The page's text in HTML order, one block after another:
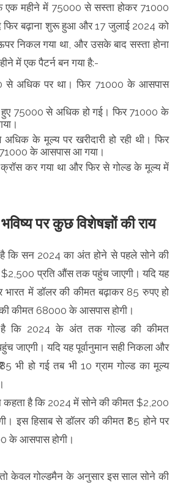
एक महीने में 75000 से सस्ता होकर 71000
फिर बढ़ाना शुरू हुआ और 17 जुलाई 2024 को
निकल गया था, और उसके बाद सस्ता होना
में एक पैटर्न बन गया है:-
से अधिक पर था। फिर 71000 के आसपास
75000 से अधिक हो गई। फिर 71000 के
के मूल्य पर खरीदारी हो रही थी। फिर
71000 के आसपास आ गया।
कर गया था और फिर से गोल्ड के मूल्य में
पर कुछ विशेषज्ञों की राय
कि सन 2024 का अंत होने से पहले सोने की
प्रति औंस तक पहुंच जाएगी। यदि यह
भारत में डॉलर की कीमत बढ़ाकर 85 रुपए हो
की कीमत 68000 के आसपास होगी।
है कि 2024 के अंत तक गोल्ड की कीमत
जाएगी। यदि यह पूर्वानुमान सही निकला और
भी हो गई तब भी 10 ग्राम गोल्ड का मूल्य
है कि 2024 में सोने की कीमत $2,200
इस हिसाब से डॉलर की कीमत ₹85 होने पर
के आसपास होगी।
तो केवल गोल्डमैन के अनुसार इस साल सोने की